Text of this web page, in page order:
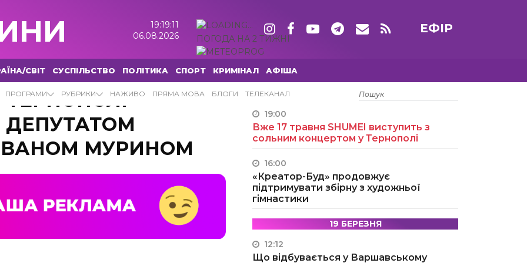
19:19:12
06.08.2026
ПОГОДА НА 2 ТИЖНІ
ЕФІР
СВІТ СУСПІЛЬСТВО ПОЛІТИКА СПОРТ КРИМІНАЛ АФІША
ПРОГРАМИ РУБРИКИ НАЖИВО ПРЯМА МОВА БЛОГИ ТЕЛЕКАНАЛ
ТЕРНОПОЛІ
МУРИНОМ
15 ТРАВНЯ
19:00
Вже 17 травня SHUMEI виступить з
сольним концертом у Тернополі
16:00
«Креатор-Буд» продовжує
підтримувати збірну з художньої
гімнастики
19 БЕРЕЗНЯ
12:12
Що відбувається у Варшавському